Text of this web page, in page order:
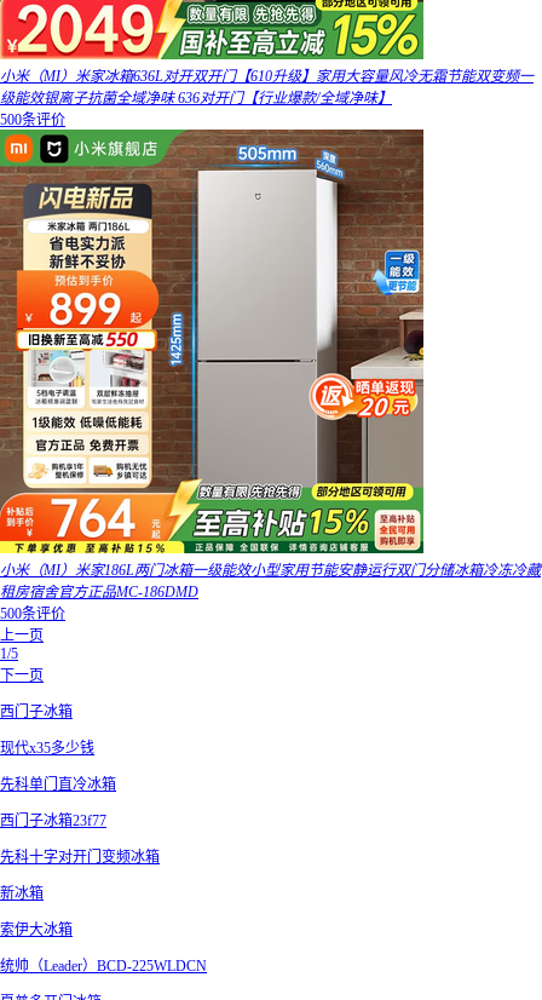
小米（MI）米家冰箱636L对开双开门【610升级】家用大容量风冷无霜节能双变频一
级能效银离子抗菌全域净味 636对开门【行业爆款/全域净味】
500条评价
小米（MI）米家186L两门冰箱一级能效小型家用节能安静运行双门分储冰箱冷冻冷藏
租房宿舍官方正品MC-186DMD
500条评价
上一页
1/5
下一页
西门子冰箱
现代x35多少钱
先科单门直冷冰箱
西门子冰箱23f77
先科十字对开门变频冰箱
新冰箱
索伊大冰箱
统帅（Leader）BCD-225WLDCN